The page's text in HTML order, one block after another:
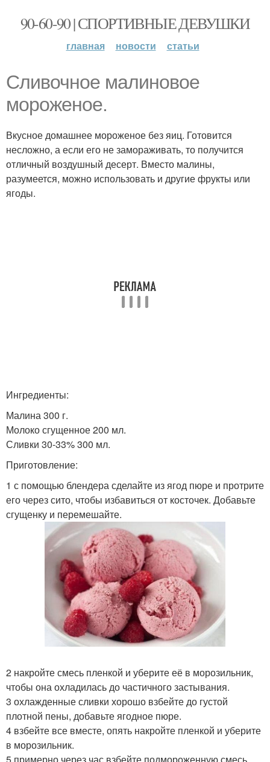
90-60-90 | СПОРТИВНЫЕ ДЕВУШКИ
главная новости статьи
Сливочное малиновое
мороженое.
Вкусное домашнее мороженое без яиц. Готовится
несложно, а если его не замораживать, то получится
отличный воздушный десерт. Вместо малины,
разумеется, можно использовать и другие фрукты или
ягоды.
Ингредиенты:
Малина 300 г.
Молоко сгущенное 200 мл.
Сливки 30-33% 300 мл.
Приготовление:
1 с помощью блендера сделайте из ягод пюре и протрите
его через сито, чтобы избавиться от косточек. Добавьте
сгущенку и перемешайте.
2 накройте смесь пленкой и уберите её в морозильник,
чтобы она охладилась до частичного застывания.
3 охлажденные сливки хорошо взбейте до густой
плотной пены, добавьте ягодное пюре.
4 взбейте все вместе, опять накройте пленкой и уберите
в морозильник.